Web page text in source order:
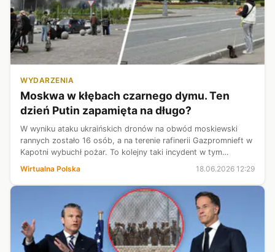
WYDARZENIA
Moskwa w kłębach czarnego dymu. Ten
dzień Putin zapamięta na długo?
W wyniku ataku ukraińskich dronów na obwód moskiewski
rannych zostało 16 osób, a na terenie rafinerii Gazpromnieft w
Kapotni wybuchł pożar. To kolejny taki incydent w tym
Wirtualna Polska 18.06.2026 12:29